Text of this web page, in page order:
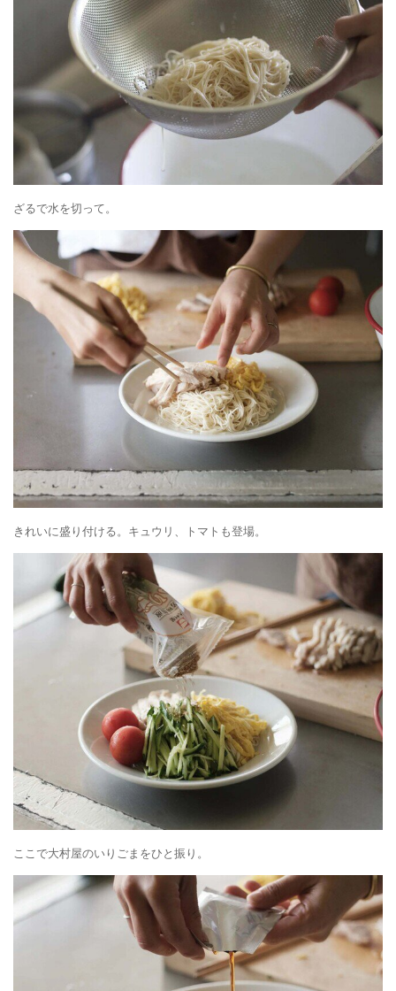
ざるで水を切って。
きれいに盛り付ける。キュウリ、トマトも登場。
ここで大村屋のいりごまをひと振り。